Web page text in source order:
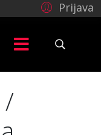
Prijava
/